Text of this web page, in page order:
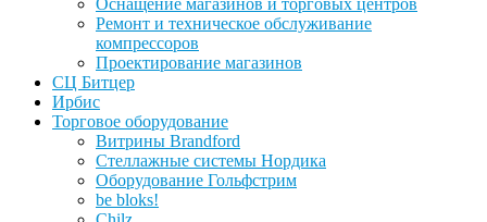
Оснащение магазинов и торговых центров
Ремонт и техническое обслуживание
компрессоров
Проектирование магазинов
СЦ Битцер
Ирбис
Торговое оборудование
Витрины Brandford
Стеллажные системы Нордика
Оборудование Гольфстрим
be bloks!